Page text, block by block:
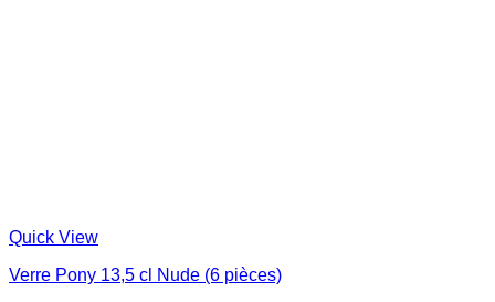
Quick View
Verre Pony 13,5 cl Nude (6 pièces)